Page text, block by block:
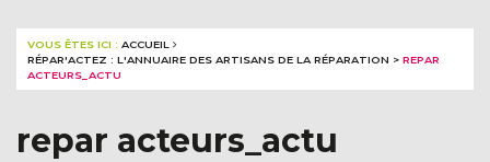
VOUS ÊTES ICI : ACCUEIL
RÉPAR'ACTEZ : L'ANNUAIRE DES ARTISANS DE LA RÉPARATION > REPAR
ACTEURS_ACTU
repar acteurs_actu